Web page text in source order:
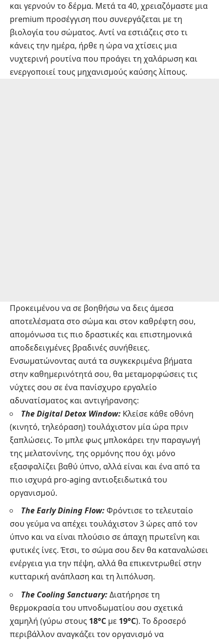
και γερνούν το δέρμα. Μετά τα 40, χρειαζόμαστε μια
premium προσέγγιση που συνεργάζεται με τη
βιολογία του σώματος. Αντί να εστιάζεις στο τι
κάνεις την ημέρα, ήρθε η ώρα να χτίσεις μια
νυχτερινή ρουτίνα που προάγει τη χαλάρωση και
ενεργοποιεί τους μηχανισμούς καύσης λίπους.
Προκειμένου να σε βοηθήσω να δεις άμεσα
αποτελέσματα στο σώμα και στον καθρέφτη σου,
απομόνωσα τις πιο δραστικές και επιστημονικά
αποδεδειγμένες βραδινές συνήθειες.
Ενσωματώνοντας αυτά τα συγκεκριμένα βήματα
στην καθημερινότητά σου, θα μεταμορφώσεις τις
νύχτες σου σε ένα πανίσχυρο εργαλείο
αδυνατίσματος και αντιγήρανσης:
The Digital Detox Window: Κλείσε κάθε οθόνη
(κινητό, τηλεόραση) τουλάχιστον μία ώρα πριν
ξαπλώσεις. Το μπλε φως μπλοκάρει την παραγωγή
της μελατονίνης, της ορμόνης που όχι μόνο
εξασφαλίζει βαθύ ύπνο, αλλά είναι και ένα από τα
πιο ισχυρά pro-aging αντιοξειδωτικά του
οργανισμού.
The Early Dining Flow:Φρόντισε το τελευταίο
σου γεύμα να απέχει τουλάχιστον 3 ώρες από τον
ύπνο και να είναι πλούσιο σε άπαχη πρωτεΐνη και
φυτικές ίνες. Έτσι, το σώμα σου δεν θα καταναλώσει
ενέργεια για την πέψη, αλλά θα επικεντρωθεί στην
κυτταρική ανάπλαση και τη λιπόλυση.
The Cooling Sanctuary:Διατήρησε τη
θερμοκρασία του υπνοδωματίου σου σχετικά
χαμηλή (γύρω στους 18°C με 19°C). Το δροσερό
περιβάλλον αναγκάζει τον οργανισμό να